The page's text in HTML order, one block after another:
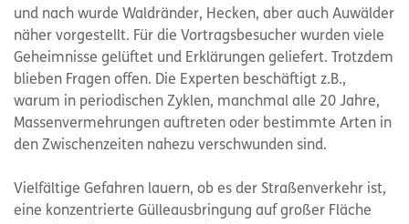
und nach wurde Waldränder, Hecken, aber auch Auwälder
näher vorgestellt. Für die Vortragsbesucher wurden viele
Geheimnisse gelüftet und Erklärungen geliefert. Trotzdem
blieben Fragen offen. Die Experten beschäftigt z.B.,
warum in periodischen Zyklen, manchmal alle 20 Jahre,
Massenvermehrungen auftreten oder bestimmte Arten in
den Zwischenzeiten nahezu verschwunden sind.
Vielfältige Gefahren lauern, ob es der Straßenverkehr ist,
eine konzentrierte Gülleausbringung auf großer Fläche